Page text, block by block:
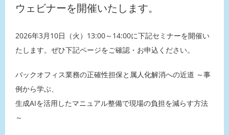
ウェビナーを開催いたします。
2026年3月10日（火）13:00～14:00に下記セミナーを開催い
たします。ぜひ下記ページをご確認・お申込ください。
バックオフィス業務の正確性担保と属人化解消への近道 ～事
例から学ぶ、
生成AIを活用したマニュアル整備で現場の負担を減らす方法
～